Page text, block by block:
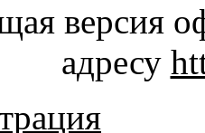
версия
адресу